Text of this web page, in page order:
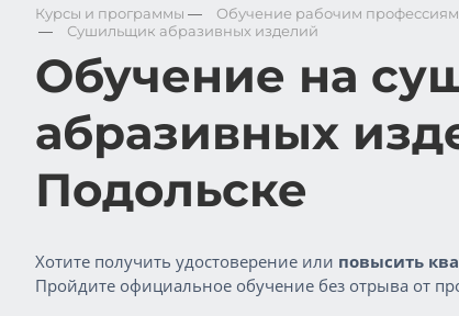
Курсы и программы —
Обучение рабочим профессиям
—
Сушильщик абразивных изделий
Обучение на
абразивных
Подольске
Хотите получить удостоверение или повысить
Пройдите официальное обучение без отрыва от